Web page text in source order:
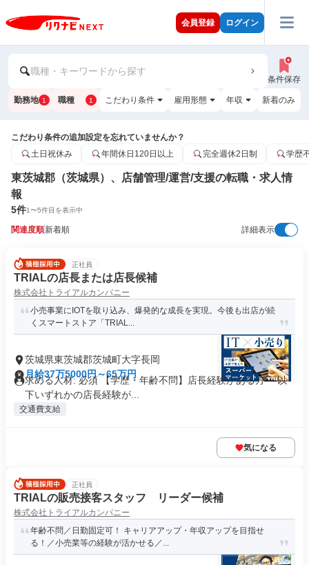
会員登録 ログイン
職種・キーワードから探す
条件保存
勤務地 1 職種 1 こだわり条件 雇用形態 年収 新着のみ
こだわり条件の追加設定を忘れていませんか？
土日祝休み
年間休日120日以上 完全週休2日制 学歴
東茨城郡（茨城県）、店舗管理/運営/支援の転職・求人情
報
5件1〜5件目を表示中
関連度順新着順 詳細表示
正社員
TRIALの店長または店長候補
株式会社トライアルカンパニー
小売事業にIOTを取り込み、爆発的な成長を実現。今後も出店が続
くスマートストア「TRIAL...
茨城県東茨城郡茨城町大字長岡
月給37万5000円～65万円
求める人材: 必須 【学歴・年齢不問】店長経験がある方 ～以
下いずれかの店長経験が...
交通費支給
気になる
正社員
TRIALの販売接客スタッフ リーダー候補
株式会社トライアルカンパニー
年齢不問／日勤固定可！ キャリアアップ・年収アップを目指せ
る！／小売業等の経験が活かせる／...